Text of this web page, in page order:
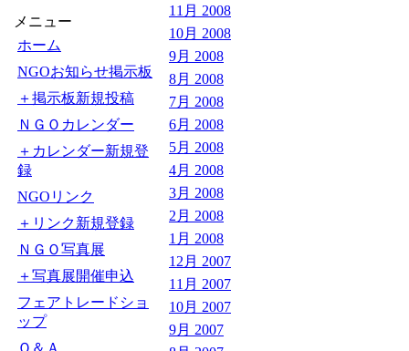
メニュー
ホーム
NGOお知らせ掲示板
＋掲示板新規投稿
ＮＧＯカレンダー
＋カレンダー新規登
録
NGOリンク
＋リンク新規登録
ＮＧＯ写真展
＋写真展開催申込
フェアトレードショ
ップ
Ｑ＆Ａ
11月 2008
10月 2008
9月 2008
8月 2008
7月 2008
6月 2008
5月 2008
4月 2008
3月 2008
2月 2008
1月 2008
12月 2007
11月 2007
10月 2007
9月 2007